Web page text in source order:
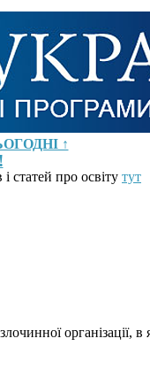
↑
статей про освіту тут
організації,